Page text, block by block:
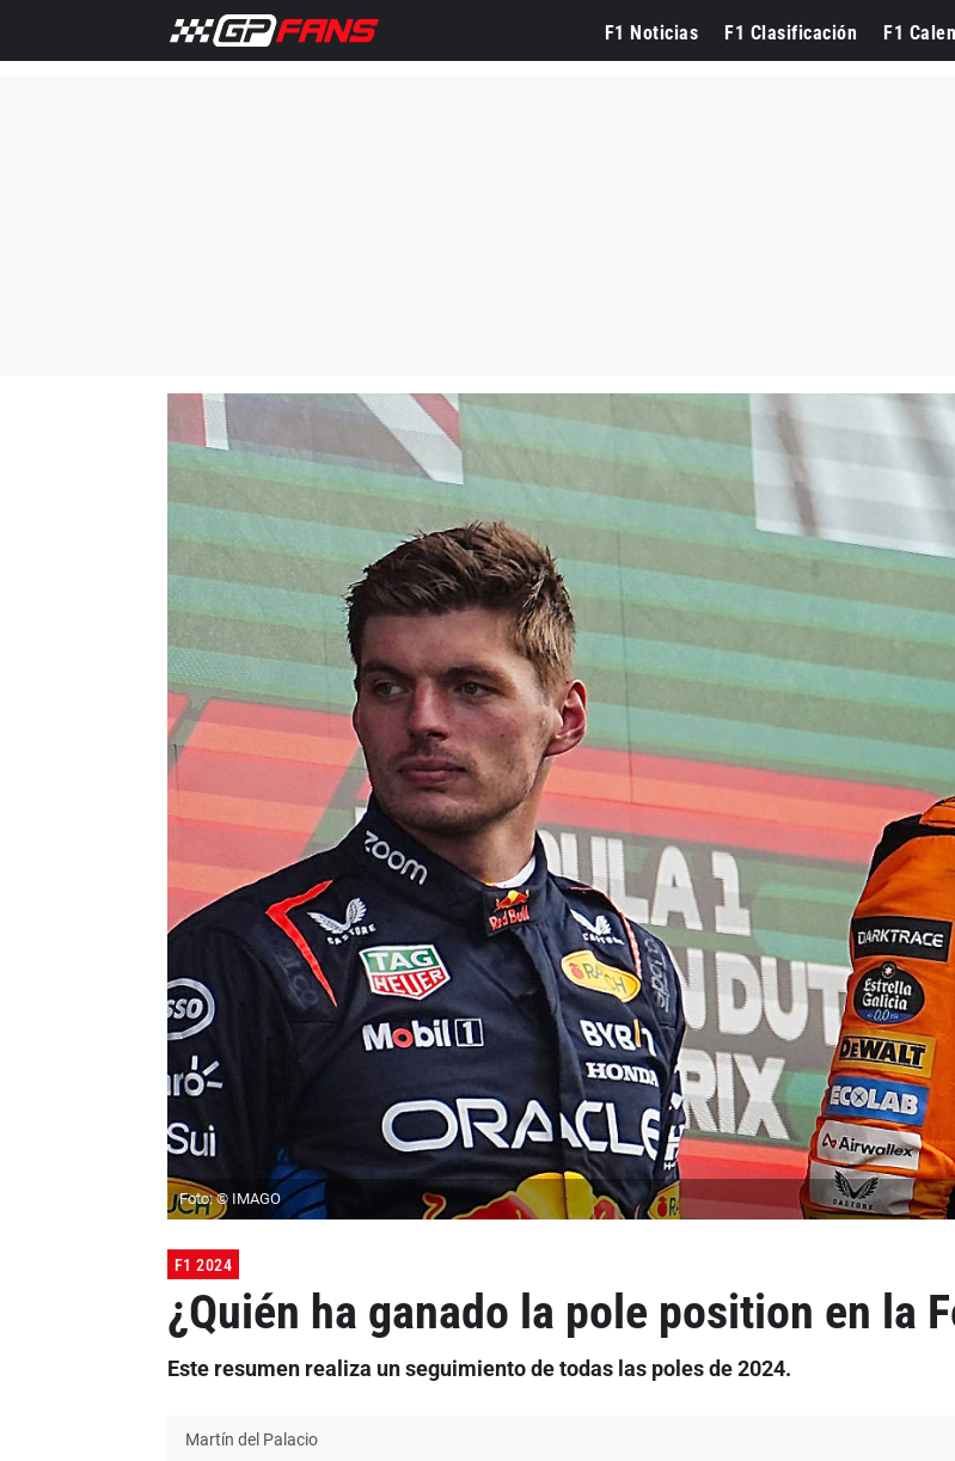
F1 Noticias F1 Clasificación F1
Foto: © IMAGO
F1 2024
¿Quién ha ganado la pole position en la
Este resumen realiza un seguimiento de todas las poles de 2024.
Martín del Palacio